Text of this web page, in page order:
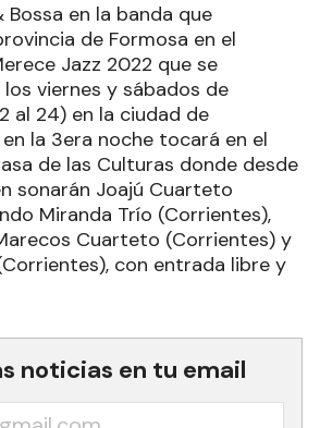
en la banda que
de Formosa en el
Jazz 2022 que se
viernes y sábados de
al 24) en la ciudad de
en la 3era noche tocará en el
de las Culturas donde desde
sonarán Joajú Cuarteto
Miranda Trío (Corrientes),
Cuarteto (Corrientes) y
con entrada libre y
noticias en tu email